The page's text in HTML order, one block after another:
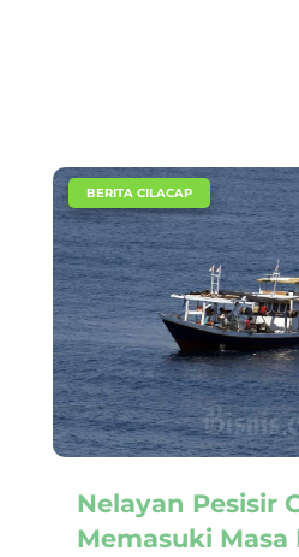
Nelayan Pesisir
Memasuki Masa
BERITA CILACAP